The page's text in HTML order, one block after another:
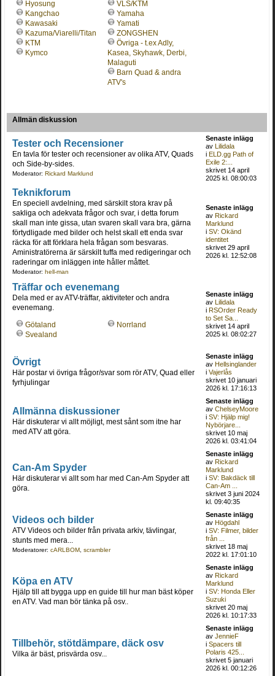
Hyosung
Kangchao
Kawasaki
Kazuma/Viarelli/Titan
KTM
Kymco
VLS/KTM
Yamaha
Yamati
ZONGSHEN
Övriga - t.ex Adly,
Kasea, Skyhawk, Derbi,
Malaguti
Barn Quad & andra
ATV's
Allmän diskussion
Tester och Recensioner
En tavla för tester och recensioner av olika ATV, Quads
och Side-by-sides.
Moderator: Rickard Marklund
Senaste inlägg
avLilidala
iELD.gg Path of
Exile 2:...
skrivet 14 april
2025 kl. 08:00:03
Teknikforum
En speciell avdelning, med särskilt stora krav på
sakliga och adekvata frågor och svar, i detta forum
skall man inte gissa, utan svaren skall vara bra, gärna
förtydligade med bilder och helst skall ett enda svar
räcka för att förklara hela frågan som besvaras.
Aministratörerna är särskilt tuffa med redigeringar och
raderingar om inläggen inte håller måttet.
Moderator: hell-man
Senaste inlägg
avRickard
Marklund
iSV: Okänd
identitet
skrivet 29 april
2026 kl. 12:52:08
Träffar och evenemang
Dela med er av ATV-träffar, aktiviteter och andra
evenemang.
Götaland
Svealand
Norrland
Senaste inlägg
avLilidala
iRSOrder Ready
to Set Sa...
skrivet 14 april
2025 kl. 08:02:27
Övrigt
Här postar vi övriga frågor/svar som rör ATV, Quad eller
fyrhjulingar
Senaste inlägg
avHellsinglander
iVajerlås
skrivet 10 januari
2026 kl. 17:16:13
Allmänna diskussioner
Här diskuterar vi allt möjligt, mest sånt som itne har
med ATV att göra.
Senaste inlägg
avChelseyMoore
iSV: Hjälp mig!
Nybörjare...
skrivet 10 maj
2026 kl. 03:41:04
Can-Am Spyder
Här diskuterar vi allt som har med Can-Am Spyder att
göra.
Senaste inlägg
avRickard
Marklund
iSV: Bakdäck till
Can-Am ...
skrivet 3 juni 2024
kl. 09:40:35
Videos och bilder
ATV Videos och bilder från privata arkiv, tävlingar,
stunts med mera...
Moderatorer: cARLBOM, scrambler
Senaste inlägg
avHögdahl
iSV: Filmer, bilder
från ...
skrivet 18 maj
2022 kl. 17:01:10
Köpa en ATV
Hjälp till att bygga upp en guide till hur man bäst köper
en ATV. Vad man bör tänka på osv..
Senaste inlägg
avRickard
Marklund
iSV: Honda Eller
Suzuki
skrivet 20 maj
2026 kl. 10:17:33
Tillbehör, stötdämpare, däck osv
Vilka är bäst, prisvärda osv...
Senaste inlägg
avJennieF
iSpacers till
Polaris 425...
skrivet 5 januari
2026 kl. 00:12:26